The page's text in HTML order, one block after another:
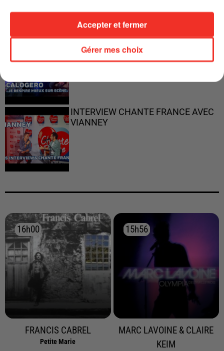
"JE RESPIRE MIEUX SUR SCÈNE" -
CALOGERO
INTERVIEW CHANTE FRANCE AVEC
VIANNEY
16h00
16h00
FRANCIS CABREL
Petite Marie
15h56
15h56
MARC LAVOINE & CLAIRE
KEIM
Gérer mes choix
Accepter et fermer